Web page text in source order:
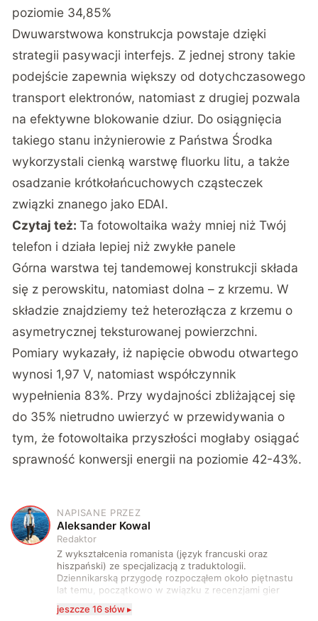
poziomie 34,85%
Dwuwarstwowa konstrukcja powstaje dzięki
strategii pasywacji interfejs. Z jednej strony takie
podejście zapewnia większy od dotychczasowego
transport elektronów, natomiast z drugiej pozwala
na efektywne blokowanie dziur. Do osiągnięcia
takiego stanu inżynierowie z Państwa Środka
wykorzystali cienką warstwę fluorku litu, a także
osadzanie krótkołańcuchowych cząsteczek
związki znanego jako EDAI.
Czytaj też:Ta fotowoltaika waży mniej niż Twój
telefon i działa lepiej niż zwykłe panele
Górna warstwa tej tandemowej konstrukcji składa
się z perowskitu, natomiast dolna – z krzemu. W
składzie znajdziemy też heterozłącza z krzemu o
asymetrycznej teksturowanej powierzchni.
Pomiary wykazały, iż napięcie obwodu otwartego
wynosi 1,97 V, natomiast współczynnik
wypełnienia 83%. Przy wydajności zbliżającej się
do 35% nietrudno uwierzyć w przewidywania o
tym, że fotowoltaika przyszłości mogłaby osiągać
sprawność konwersji energii na poziomie 42-43%.
A
NAPISANE PRZEZ
Aleksander Kowal
Redaktor
Z wykształcenia romanista (język francuski oraz
hiszpański) ze specjalizacją z traduktologii.
Dziennikarską przygodę rozpocząłem około piętnastu
lat temu, początkowo w związku z recenzjami gier
komputerowych i filmów. Obecnie publikuję
zdecydowanie częściej na tematy związane z nauką
jeszcze 16 słów ▸